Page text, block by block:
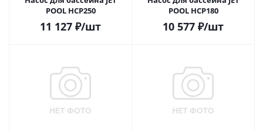
POOL HCP250
11 127 ₽/шт
POOL HCP180
10 577 ₽/шт